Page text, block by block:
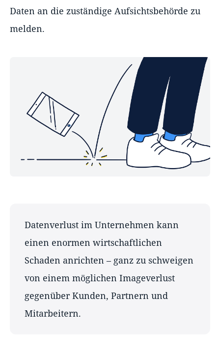
Daten an die zuständige Aufsichtsbehörde zu
melden.
Datenverlust im Unternehmen kann
einen enormen wirtschaftlichen
Schaden anrichten – ganz zu schweigen
von einem möglichen Imageverlust
gegenüber Kunden, Partnern und
Mitarbeitern.